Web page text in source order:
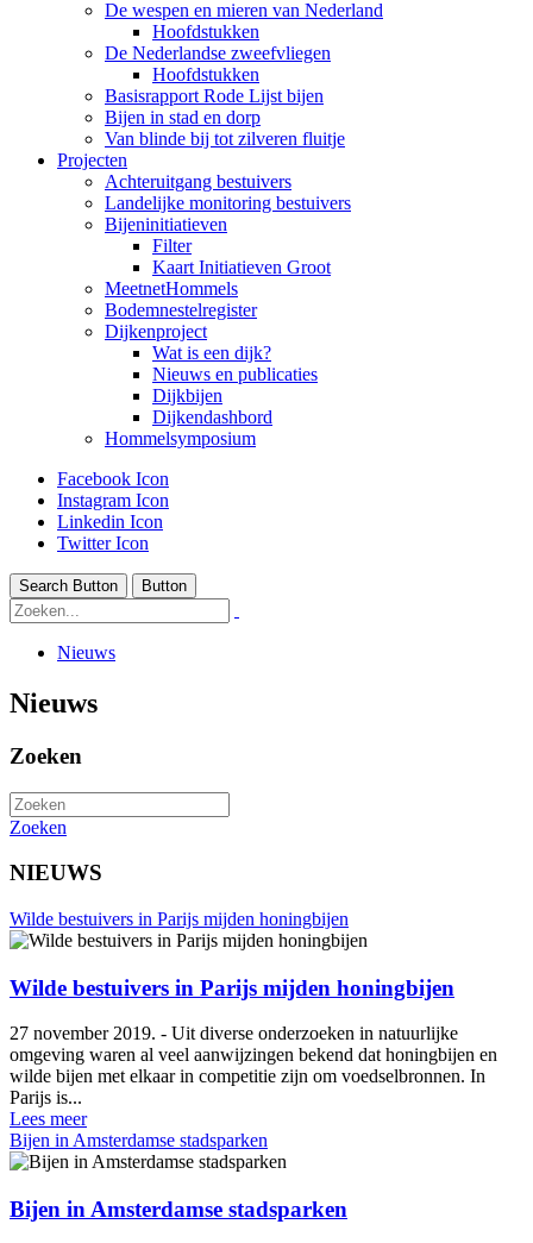
De wespen en mieren van Nederland
Hoofdstukken
De Nederlandse zweefvliegen
Hoofdstukken
Basisrapport Rode Lijst bijen
Bijen in stad en dorp
Van blinde bij tot zilveren fluitje
Projecten
Achteruitgang bestuivers
Landelijke monitoring bestuivers
Bijeninitiatieven
Filter
Kaart Initiatieven Groot
MeetnetHommels
Bodemnestelregister
Dijkenproject
Wat is een dijk?
Nieuws en publicaties
Dijkbijen
Dijkendashbord
Hommelsymposium
Facebook Icon
Instagram Icon
Linkedin Icon
Twitter Icon
Search Button Button
Nieuws
Nieuws
Zoeken
Zoeken
NIEUWS
Wilde bestuivers in Parijs mijden honingbijen
Wilde bestuivers in Parijs mijden honingbijen
27 november 2019. - Uit diverse onderzoeken in natuurlijke
omgeving waren al veel aanwijzingen bekend dat honingbijen en
wilde bijen met elkaar in competitie zijn om voedselbronnen. In
Parijs is...
Lees meer
Bijen in Amsterdamse stadsparken
Bijen in Amsterdamse stadsparken